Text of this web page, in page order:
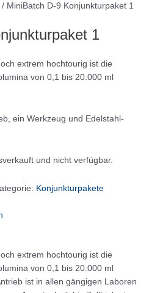
/ MiniBatch D-9 Konjunkturpaket 1
1
extrem hochtourig ist die
von 0,1 bis 20.000 ml
ein Werkzeug und Edelstahl-
und nicht verfügbar.
Konjunkturpakete
extrem hochtourig ist die
von 0,1 bis 20.000 ml
ist in allen gängigen Laboren